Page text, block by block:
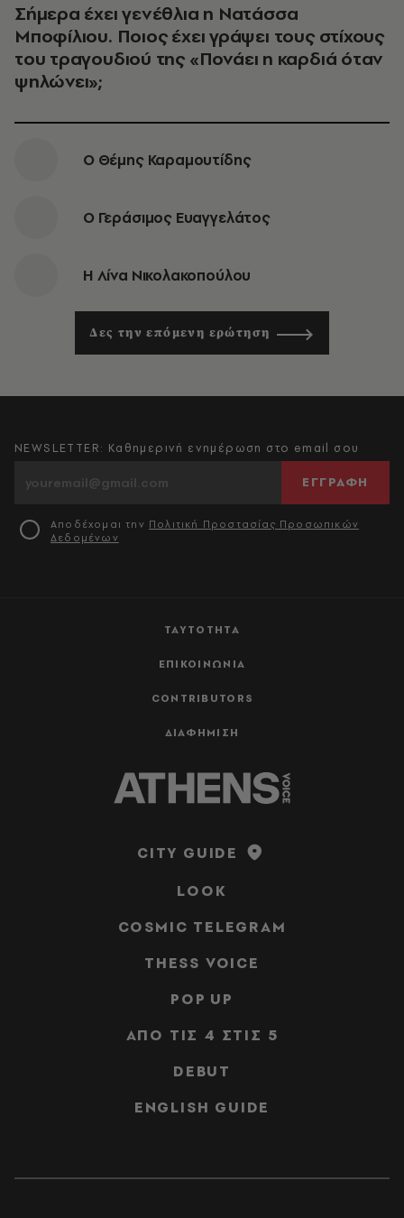
Σήμερα έχει γενέθλια η Νατάσσα
Μποφίλιου. Ποιος έχει γράψει τους στίχους
του τραγουδιού της «Πονάει η καρδιά όταν
ψηλώνει»;
Ο Θέμης Καραμουτίδης
Ο Γεράσιμος Ευαγγελάτος
Η Λίνα Νικολακοπούλου
Δες την επόμενη ερώτηση
ΤΑΥΤΟΤΗΤΑ
ΕΠΙΚΟΙΝΩΝΙΑ
CONTRIBUTORS
ΔΙΑΦΗΜΙΣΗ
NEWSLETTER: Καθημερινή ενημέρωση στο email σου
ΕΓΓΡΑΦΗ
Αποδέχομαι την Πολιτική Προστασίας Προσωπικών
Δεδομένων
CITY GUIDE
LOOK
COSMIC TELEGRAM
THESS VOICE
POP UP
ΑΠΟ ΤΙΣ 4 ΣΤΙΣ 5
DEBUT
ENGLISH GUIDE